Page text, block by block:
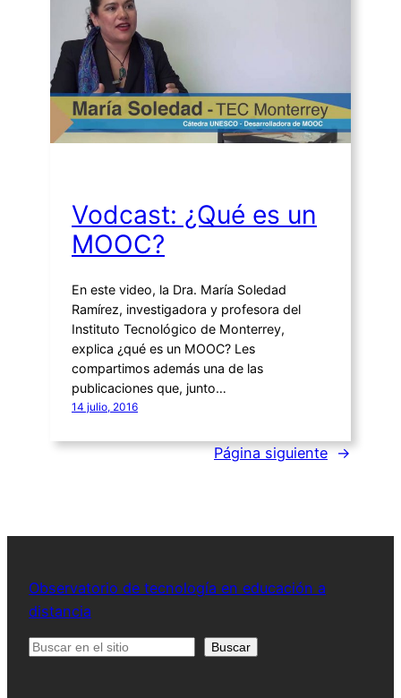
Vodcast: ¿Qué es un
MOOC?
En este video, la Dra. María Soledad
Ramírez, investigadora y profesora del
Instituto Tecnológico de Monterrey,
explica ¿qué es un MOOC? Les
compartimos además una de las
publicaciones que, junto…
14 julio, 2016
Página siguiente →
Observatorio de tecnología en educación a
distancia
Buscar Buscar